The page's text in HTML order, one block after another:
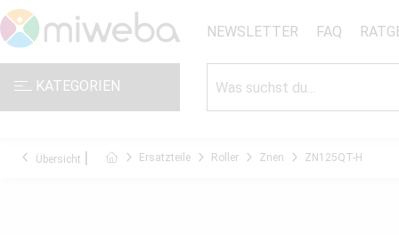
NEWSLETTER FAQ
KATEGORIEN
Übersicht Ersatzteile Roller Znen ZN125QT-H